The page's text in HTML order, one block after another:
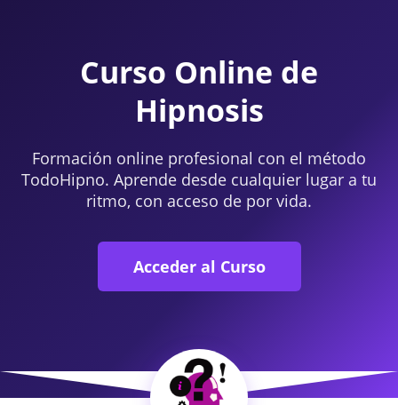
Curso Online de
Hipnosis
Formación online profesional con el método
TodoHipno. Aprende desde cualquier lugar a tu
ritmo, con acceso de por vida.
Acceder al Curso